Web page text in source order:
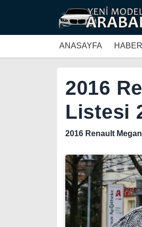
ANASAYFA
2016
Listesi
2016 Renault